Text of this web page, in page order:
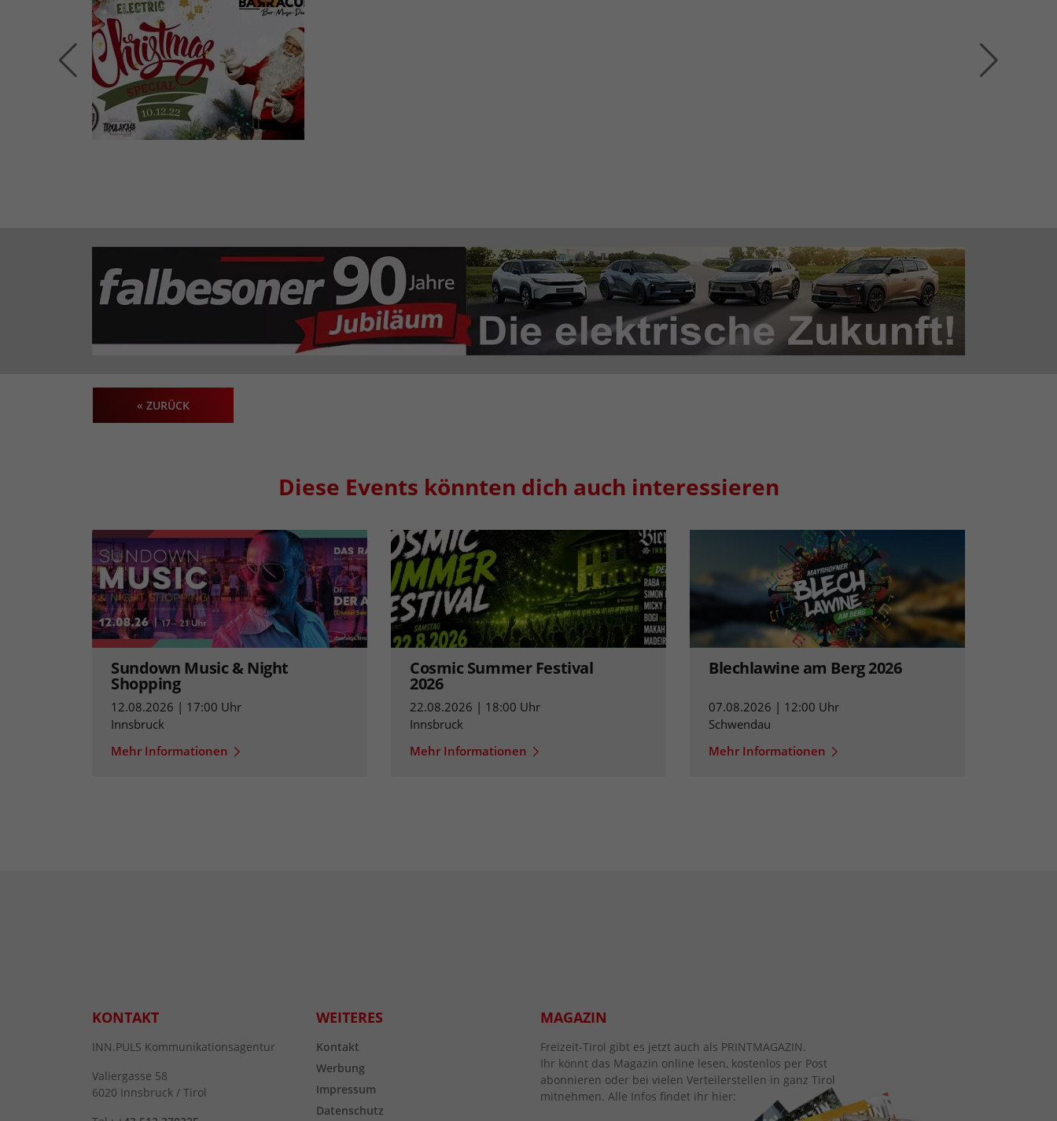
« ZURÜCK
Diese Events könnten dich auch interessieren
Sundown Music & Night
Shopping
12.08.2026 | 17:00 Uhr
Innsbruck
Mehr Informationen
Cosmic Summer Festival
2026
22.08.2026 | 18:00 Uhr
Innsbruck
Mehr Informationen
Blechlawine am Berg 2026
07.08.2026 | 12:00 Uhr
Schwendau
Mehr Informationen
KONTAKT
INN.PULS Kommunikationsagentur
Valiergasse 58
6020 Innsbruck / Tirol
WEITERES
Kontakt
Werbung
Impressum
Datenschutz
MAGAZIN
Freizeit-Tirol gibt es jetzt auch als PRINTMAGAZIN.
Ihr könnt das Magazin online lesen, kostenlos per Post
abonnieren oder bei vielen Verteilerstellen in ganz Tirol
mitnehmen. Alle Infos findet ihr hier: